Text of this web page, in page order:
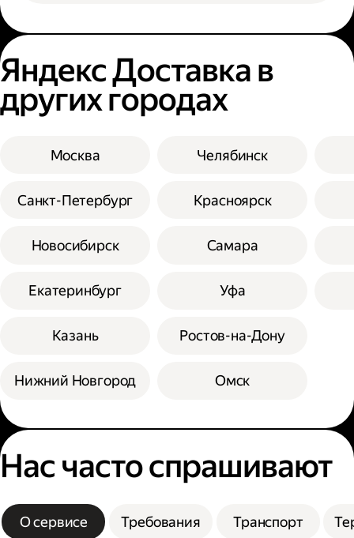
Яндекс Доставка в
других городах
Москва
Санкт-Петербург
Новосибирск
Екатеринбург
Казань
Нижний Новгород
Челябинск
Красноярск
Самара
Уфа
Ростов-на-Дону
Омск
Нас часто спрашивают
О сервисе Требования Транспорт